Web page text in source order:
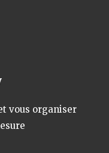
vous organiser